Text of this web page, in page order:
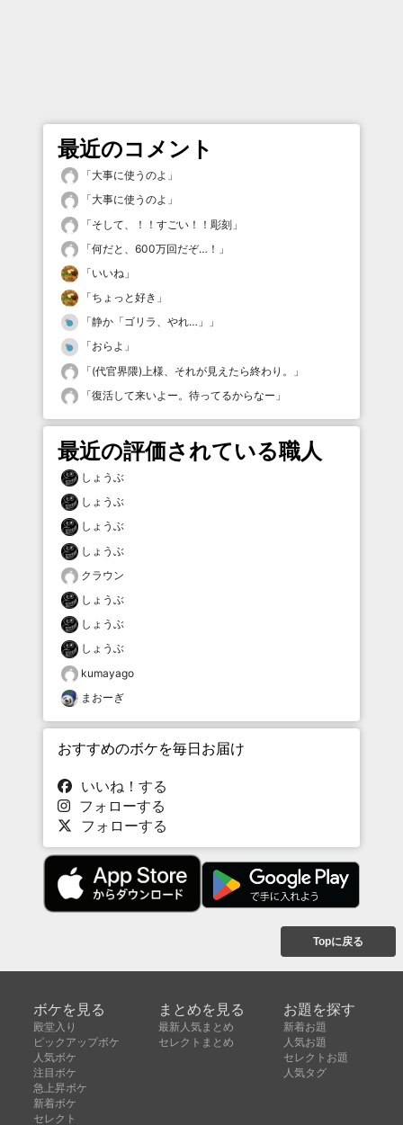
最近のコメント
「大事に使うのよ 」
「大事に使うのよ 」
「そして、！！すごい！！彫刻 」
「何だと、600万回だぞ…！ 」
「いいね 」
「ちょっと好き 」
「静か「ゴリラ、やれ…」
」
「おらよ 」
「(代官界隈)上様、それが見えたら終わり。
」
「復活して来いよー。待ってるからなー 」
最近の評価されている職人
しょうぶ
しょうぶ
しょうぶ
しょうぶ
クラウン
しょうぶ
しょうぶ
しょうぶ
kumayago
まおーぎ
おすすめのボケを毎日お届け
いいね！する
フォローする
フォローする
Topに戻る
ボケを見る
殿堂入り
ピックアップボケ
人気ボケ
注目ボケ
急上昇ボケ
新着ボケ
セレクト
まとめを見る
最新人気まとめ
セレクトまとめ
お題を探す
新着お題
人気お題
セレクトお題
人気タグ